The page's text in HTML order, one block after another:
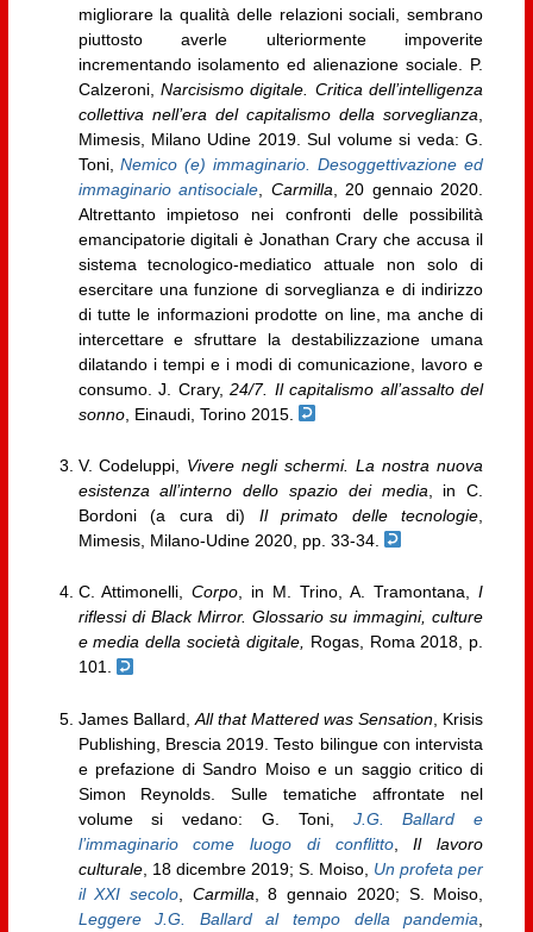
migliorare la qualità delle relazioni sociali, sembrano
piuttosto averle ulteriormente impoverite
incrementando isolamento ed alienazione sociale. P.
Calzeroni, Narcisismo digitale. Critica dell’intelligenza
collettiva nell’era del capitalismo della sorveglianza
Mimesis, Milano Udine 2019. Sul volume si veda: G.
Toni,Nemico (e) immaginario. Desoggettivazione ed
immaginario antisociale
Carmilla , 20 gennaio 2020.
Altrettanto impietoso nei confronti delle possibilità
emancipatorie digitali è Jonathan Crary che accusa il
sistema tecnologico-mediatico attuale non solo di
esercitare una funzione di sorveglianza e di indirizzo
di tutte le informazioni prodotte on line, ma anche di
intercettare e sfruttare la destabilizzazione umana
dilatando i tempi e i modi di comunicazione, lavoro e
consumo. J. Crary,24/7. Il capitalismo all’assalto del
sonno, Einaudi, Torino 2015.
V. Codeluppi, Vivere negli schermi. La nostra nuova
esistenza all’interno dello spazio dei media , in C.
Bordoni (a cura di) Il primato delle tecnologie
Mimesis, Milano-Udine 2020, pp. 33-34.
C. Attimonelli,Corpo, in M. Trino, A. Tramontana, I
riflessi di Black Mirror. Glossario su immagini, culture
e media della società digitale, Rogas, Roma 2018, p.
101.
James Ballard, All that Mattered was Sensation , Krisis
Publishing, Brescia 2019. Testo bilingue con intervista
e prefazione di Sandro Moiso e un saggio critico di
Simon Reynolds. Sulle tematiche affrontate nel
volume si vedano: G. Toni, J.G. Ballard e
l’immaginario come luogo di conflitto,
Il lavoro
culturale, 18 dicembre 2019; S. Moiso, Un profeta per
il XXI secolo, Carmilla , 8 gennaio 2020; S. Moiso,
Leggere J.G. Ballard al tempo della pandemia